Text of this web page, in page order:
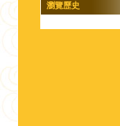
瀏覽歷史